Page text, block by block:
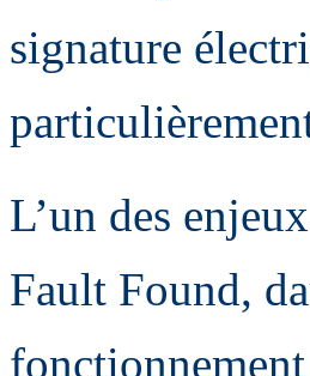
signature
L’un des
Fault Found,